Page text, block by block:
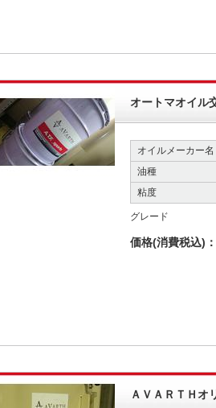
オートマオイル
オイルメーカー名
油種
粘度
グレード
価格(消費税込)：
ＡＶＡＲＴＨオ